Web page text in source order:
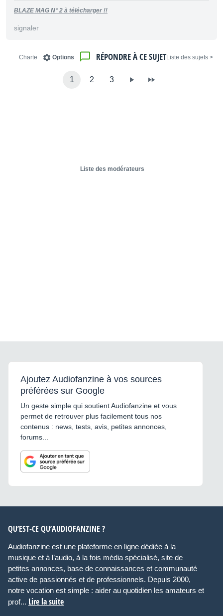
BLAZE MAG N° 2 à télécharger !!
signaler
< Liste des sujets
RÉPONDRE À CE SUJET
Options
Charte
1 2 3
Liste des modérateurs
Ajoutez Audiofanzine à vos sources
préférées sur Google
Un geste simple qui soutient Audiofanzine et vous
permet de retrouver plus facilement tous nos
contenus : news, tests, avis, petites annonces,
forums...
QU’EST-CE QU’AUDIOFANZINE ?
Audiofanzine est une plateforme en ligne dédiée à la
musique et à l’audio, à la fois média spécialisé, site de
petites annonces, base de connaissances et communauté
active de passionnés et de professionnels. Depuis 2000,
notre vocation est simple : aider au quotidien les amateurs et
prof... Lire la suite